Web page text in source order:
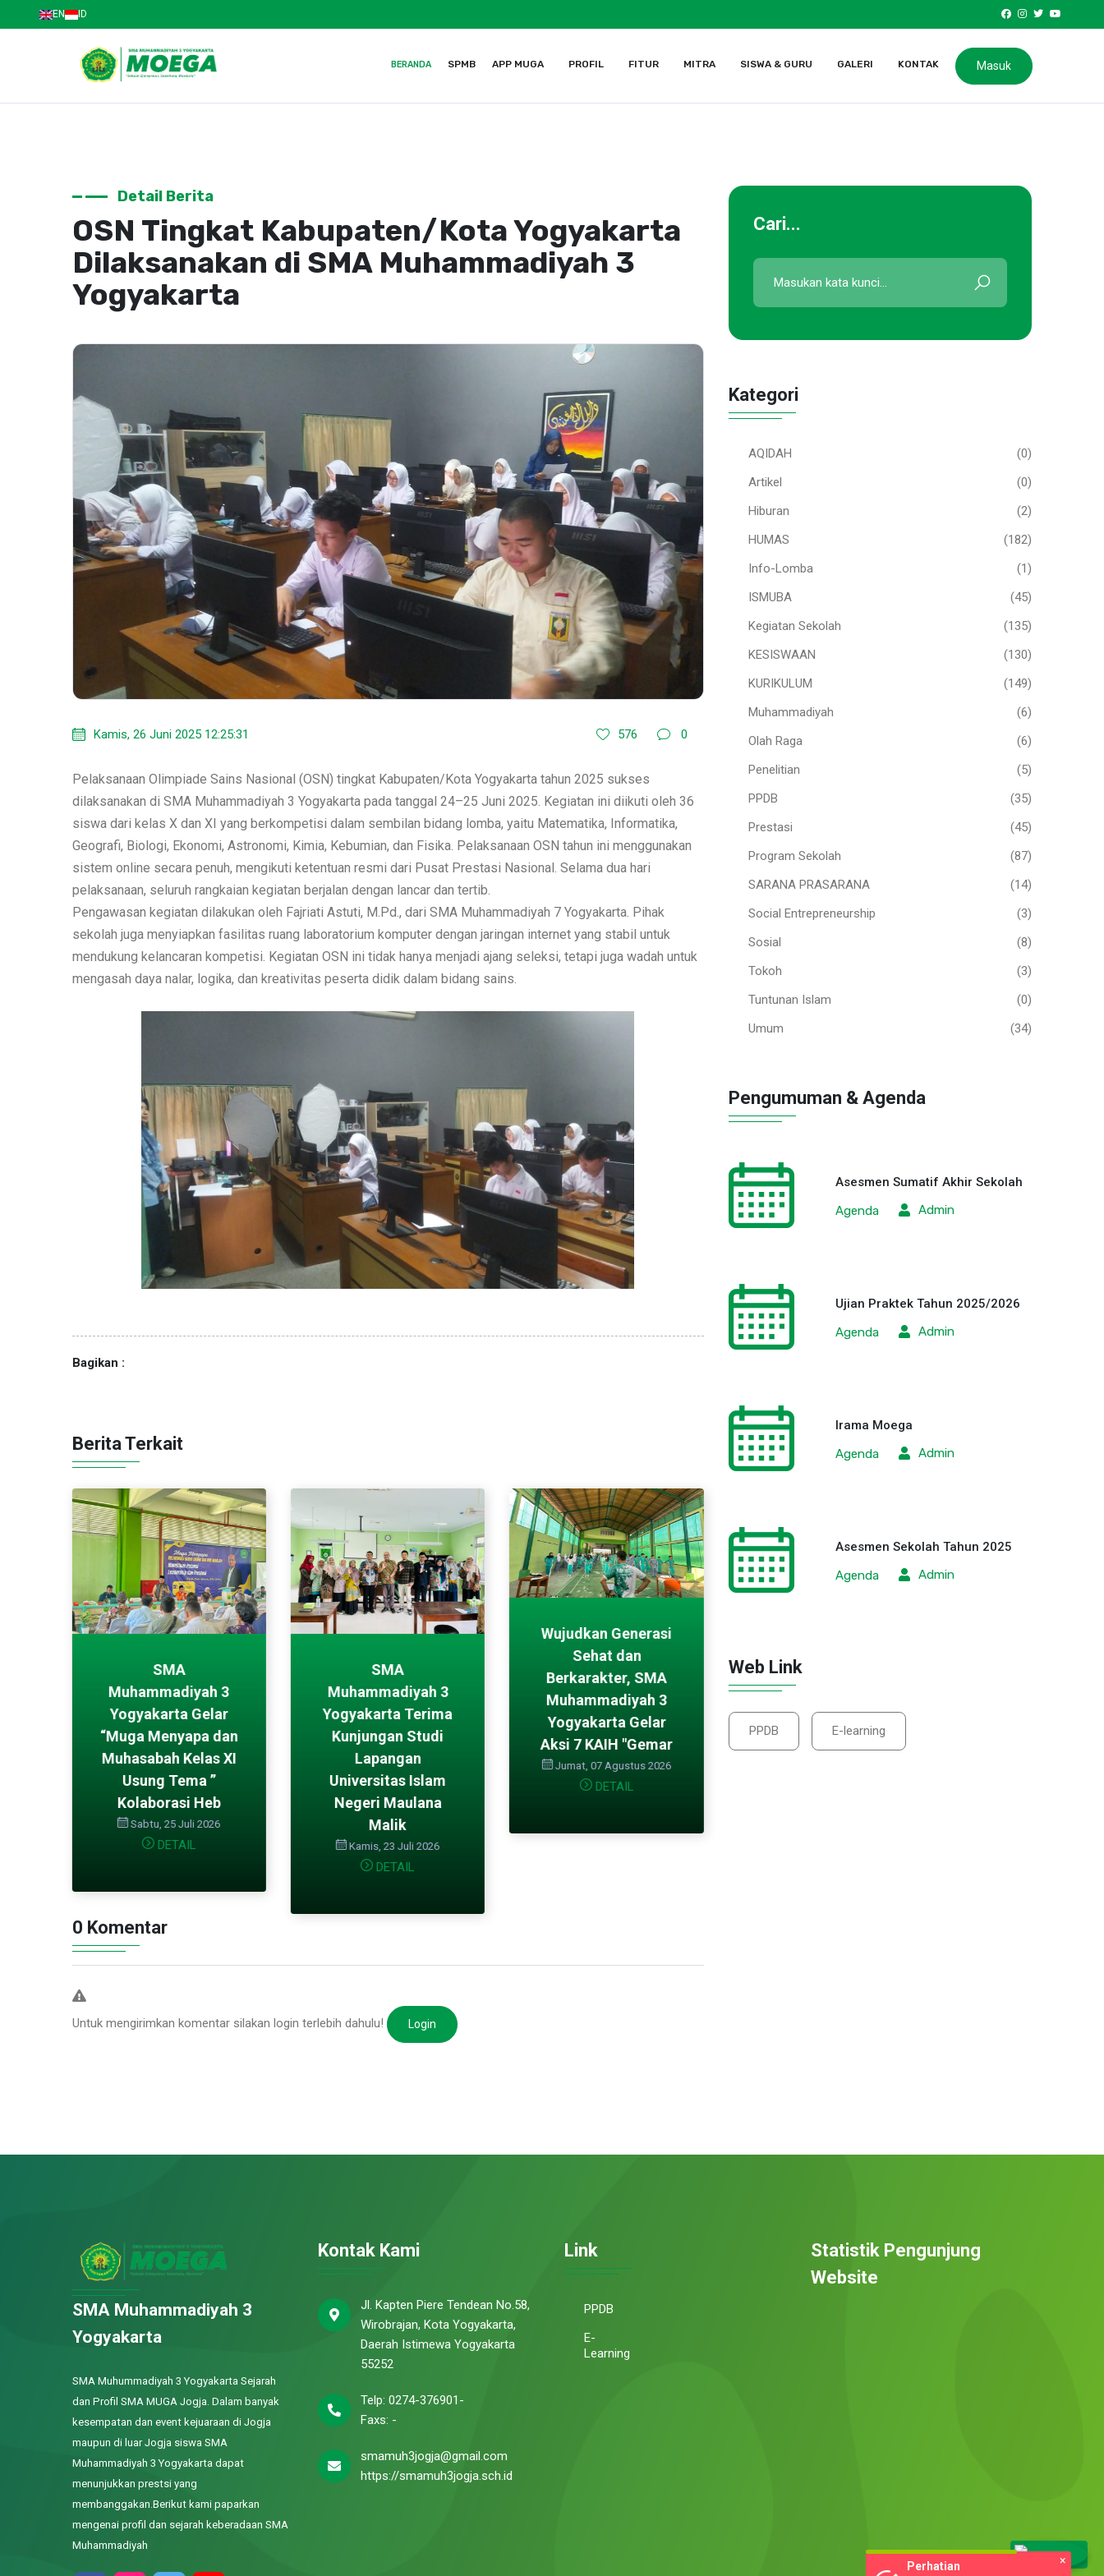
EN ID
Masuk
BERANDA SPMB APP MUGA PROFIL FITUR MITRA SISWA & GURU GALERI KONTAK
Detail Berita
OSN Tingkat Kabupaten/Kota Yogyakarta
Dilaksanakan di SMA Muhammadiyah 3
Yogyakarta
Kamis, 26 Juni 2025 12:25:31 576 0
Pelaksanaan Olimpiade Sains Nasional (OSN) tingkat Kabupaten/Kota Yogyakarta tahun 2025 sukses
dilaksanakan di SMA Muhammadiyah 3 Yogyakarta pada tanggal 24–25 Juni 2025. Kegiatan ini diikuti oleh 36
siswa dari kelas X dan XI yang berkompetisi dalam sembilan bidang lomba, yaitu Matematika, Informatika,
Geografi, Biologi, Ekonomi, Astronomi, Kimia, Kebumian, dan Fisika. Pelaksanaan OSN tahun ini menggunakan
sistem online secara penuh, mengikuti ketentuan resmi dari Pusat Prestasi Nasional. Selama dua hari
pelaksanaan, seluruh rangkaian kegiatan berjalan dengan lancar dan tertib.
Pengawasan kegiatan dilakukan oleh Fajriati Astuti, M.Pd., dari SMA Muhammadiyah 7 Yogyakarta. Pihak
sekolah juga menyiapkan fasilitas ruang laboratorium komputer dengan jaringan internet yang stabil untuk
mendukung kelancaran kompetisi. Kegiatan OSN ini tidak hanya menjadi ajang seleksi, tetapi juga wadah untuk
mengasah daya nalar, logika, dan kreativitas peserta didik dalam bidang sains.
Bagikan :
Berita Terkait
SMA
Muhammadiyah 3
Yogyakarta Gelar
“Muga Menyapa dan
Muhasabah Kelas XI
Usung Tema ”
Kolaborasi Heb
Sabtu, 25 Juli 2026
DETAIL
SMA
Muhammadiyah 3
Yogyakarta Terima
Kunjungan Studi
Lapangan
Universitas Islam
Negeri Maulana
Malik
Kamis, 23 Juli 2026
DETAIL
Wujudkan Generasi
Sehat dan
Berkarakter, SMA
Muhammadiyah 3
Yogyakarta Gelar
Aksi 7 KAIH "Gemar
Jumat, 07 Agustus 2026
DETAIL
SMA
Muhammadiyah 3
Yogyakarta Gelar
Kolaborasi Heb
DETAIL
0 Komentar
Untuk mengirimkan komentar silakan login terlebih dahulu! Login
Cari...
Kategori
AQIDAH
(0)
Artikel
(0)
Hiburan
(2)
HUMAS
(182)
Info-Lomba
(1)
ISMUBA
(45)
Kegiatan Sekolah
(135)
KESISWAAN
(130)
KURIKULUM
(149)
Muhammadiyah
(6)
Olah Raga
(6)
Penelitian
(5)
PPDB
(35)
Prestasi
(45)
Program Sekolah
(87)
SARANA PRASARANA
(14)
Social Entrepreneurship
(3)
Sosial
(8)
Tokoh
(3)
Tuntunan Islam
(0)
Umum
(34)
Pengumuman & Agenda
Asesmen Sumatif Akhir Sekolah
Agenda
Admin
Ujian Praktek Tahun 2025/2026
Agenda
Admin
Irama Moega
Agenda
Admin
Asesmen Sekolah Tahun 2025
Agenda
Admin
Web Link
PPDB E-learning
SMA Muhammadiyah 3
Yogyakarta
SMA Muhummadiyah 3 Yogyakarta Sejarah
dan Profil SMA MUGA Jogja. Dalam banyak
kesempatan dan event kejuaraan di Jogja
maupun di luar Jogja siswa SMA
Muhammadiyah 3 Yogyakarta dapat
menunjukkan prestsi yang
membanggakan.Berikut kami paparkan
mengenai profil dan sejarah keberadaan SMA
Muhammadiyah
Kontak Kami
Jl. Kapten Piere Tendean No.58,
Wirobrajan, Kota Yogyakarta,
Daerah Istimewa Yogyakarta
55252
Telp: 0274-376901-
Faxs: -
smamuh3jogja@gmail.com
https://smamuh3jogja.sch.id
Link
PPDB
E-
Learning
Statistik Pengunjung
Website